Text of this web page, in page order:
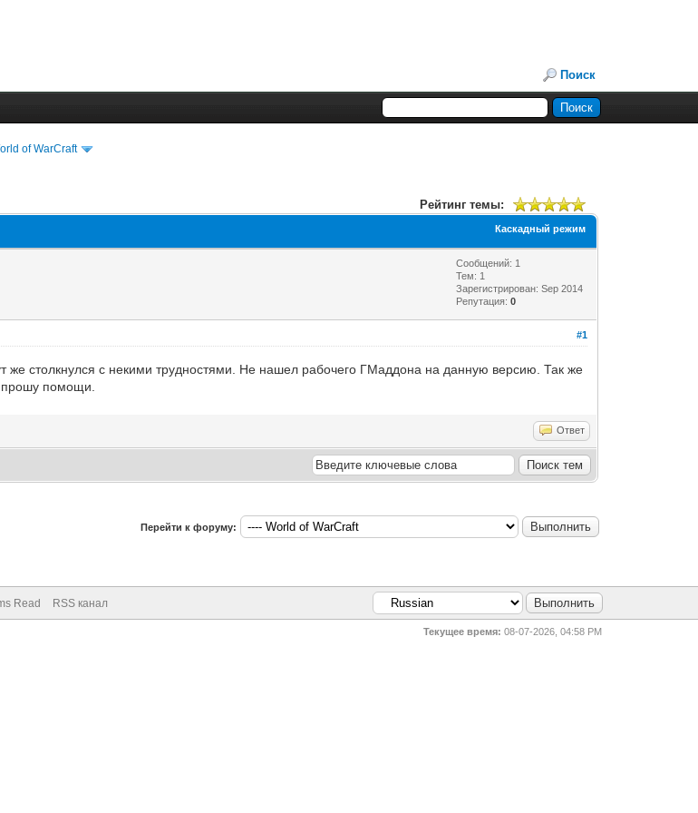
Поиск
of WarCraft
Рейтинг темы:
Каскадный режим
Сообщений: 1
Тем: 1
Зарегистрирован: Sep 2014
Репутация:0
#1
же столкнулся с некими трудностями. Не нашел рабочего ГМаддона на данную версию. Так же
прошу помощи.
Ответ
Перейти к форуму:
Read RSS канал
Текущее время: 08-07-2026, 04:58 PM